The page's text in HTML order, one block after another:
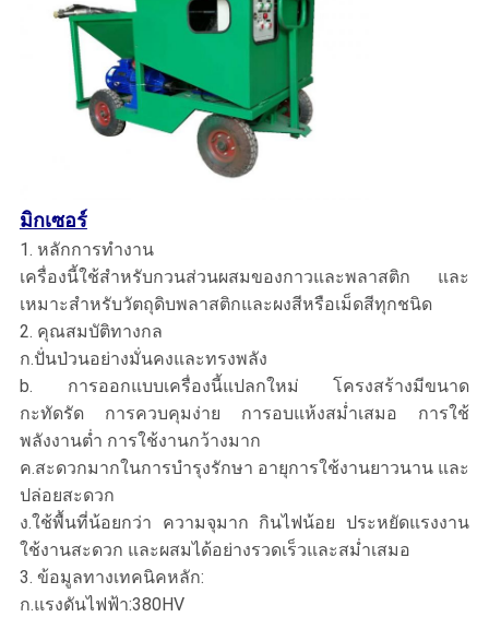
มิกเซอร์
1. หลักการทำงาน
เครื่องนี้ใช้สำหรับกวนส่วนผสมของกาวและพลาสติก และ
เหมาะสำหรับวัตถุดิบพลาสติกและผงสีหรือเม็ดสีทุกชนิด
2. คุณสมบัติทางกล
ก.ปั่นป่วนอย่างมั่นคงและทรงพลัง
b. การออกแบบเครื่องนี้แปลกใหม่ โครงสร้างมีขนาด
กะทัดรัด การควบคุมง่าย การอบแห้งสม่ำเสมอ การใช้
พลังงานต่ำ การใช้งานกว้างมาก
ค.สะดวกมากในการบำรุงรักษา อายุการใช้งานยาวนาน และ
ปล่อยสะดวก
ง.ใช้พื้นที่น้อยกว่า ความจุมาก กินไฟน้อย ประหยัดแรงงาน
ใช้งานสะดวก และผสมได้อย่างรวดเร็วและสม่ำเสมอ
3. ข้อมูลทางเทคนิคหลัก:
ก.แรงดันไฟฟ้า:380HV